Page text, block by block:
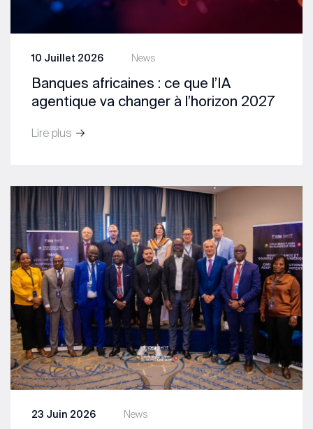
News
10 Juillet 2026
Banques africaines : ce que l’IA
agentique va changer à l’horizon 2027
Lire plus
News
23 Juin 2026